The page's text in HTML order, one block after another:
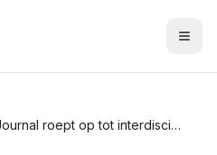
British Dental Journal roept op tot interdisciplinaire samenwerking tussen tandarts en huisarts